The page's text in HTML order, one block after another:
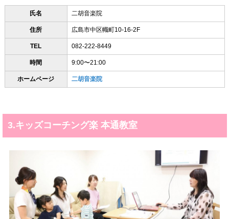
氏名 二胡音楽院
住所 広島市中区幟町10-16-2F
TEL 082-222-8449
時間 9:00〜21:00
ホームページ 二胡音楽院
3.キッズコーチング楽 本通教室